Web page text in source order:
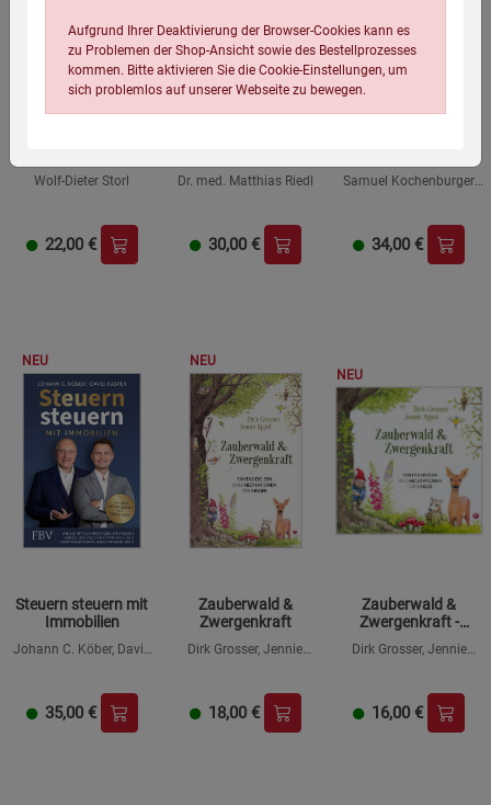
Wolf-Dieter Storl
22,00 €
gesunde Leber
Dr. med. Matthias Riedl
30,00 €
Samuel Kochenburger,
34,00 €
NEU
Steuern steuern mit
Immobilien
Johann C. Köber, David
35,00 €
NEU
Zauberwald &
Zwergenkraft
Dirk Grosser, Jennie
18,00 €
NEU
Zauberwald &
Zwergenkraft -
Dirk Grosser, Jennie
16,00 €
Aufgrund Ihrer Deaktivierung der Browser-Cookies kann es
zu Problemen der Shop-Ansicht sowie des Bestellprozesses
kommen. Bitte aktivieren Sie die Cookie-Einstellungen, um
sich problemlos auf unserer Webseite zu bewegen.
Notwendige Cookies (5)
Beschreibung Notwendige Cookies
Cookie-Informationen
Funktionale Cookies (1)
Cookie-Informationenanzeigen
Statistik Cookies (2)
Beschreibung Statistik Cookies